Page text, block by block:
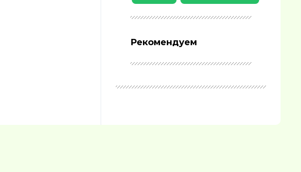
Рекомендуем